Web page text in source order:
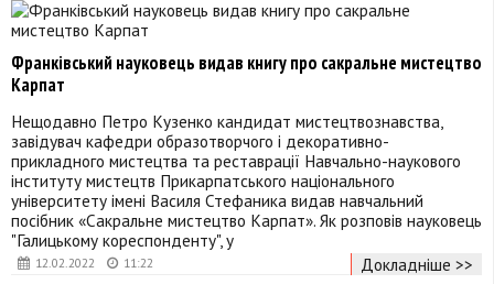
12.02.2022 11:22
Франківський науковець видав книгу про сакральне мистецтво
Карпат
Нещодавно Петро Кузенко кандидат мистецтвознавства,
завідувач кафедри образотворчого і декоративно-
прикладного мистецтва та реставрації Навчально-наукового
інституту мистецтв Прикарпатського національного
університету імені Василя Стефаника видав навчальний
посібник «Сакральне мистецтво Карпат». Як розповів науковець
"Галицькому кореспонденту", у
Докладніше >>